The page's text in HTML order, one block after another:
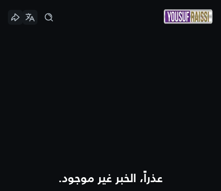
عذراً، الخبر غير موجود.